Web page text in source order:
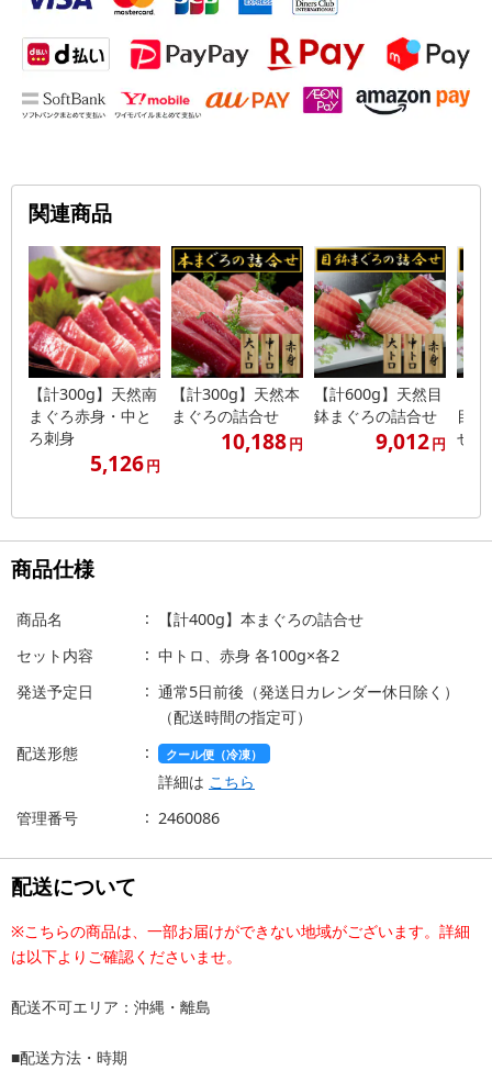
関連商品
【計300g】天然南
まぐろ赤身・中と
ろ刺身
5,126円
【計300g】天然本
まぐろの詰合せ
10,188円
【計600g】天然目
鉢まぐろの詰合せ
9,012円
目
せ
商品仕様
商品名
【計400g】本まぐろの詰合せ
セット内容
中トロ、赤身 各100g×各2
発送予定日
通常5日前後（発送日カレンダー休日除く）
（配送時間の指定可）
配送形態
クール便（冷凍）
詳細は こちら
管理番号
2460086
配送について
※こちらの商品は、一部お届けができない地域がございます。詳細
は以下よりご確認くださいませ。
配送不可エリア：沖縄・離島
■配送方法・時期